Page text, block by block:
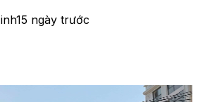
15 ngày trước